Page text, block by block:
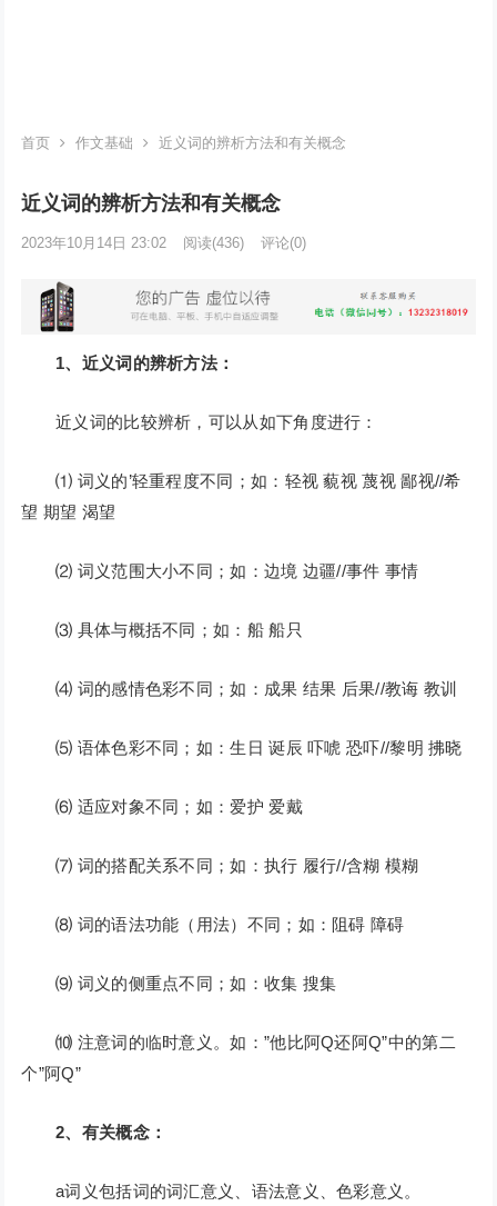
首页 作文基础 近义词的辨析方法和有关概念
近义词的辨析方法和有关概念
2023年10月14日 23:02 阅读(436) 评论(0)
1、近义词的辨析方法：
近义词的比较辨析，可以从如下角度进行：
⑴ 词义的’轻重程度不同；如：轻视 藐视 蔑视 鄙视//希
望 期望 渴望
⑵ 词义范围大小不同；如：边境 边疆//事件 事情
⑶ 具体与概括不同；如：船 船只
⑷ 词的感情色彩不同；如：成果 结果 后果//教诲 教训
⑸ 语体色彩不同；如：生日 诞辰 吓唬 恐吓//黎明 拂晓
⑹ 适应对象不同；如：爱护 爱戴
⑺ 词的搭配关系不同；如：执行 履行//含糊 模糊
⑻ 词的语法功能（用法）不同；如：阻碍 障碍
⑼ 词义的侧重点不同；如：收集 搜集
⑽ 注意词的临时意义。如：”他比阿Q还阿Q”中的第二
个”阿Q”
2、有关概念：
a词义包括词的词汇意义、语法意义、色彩意义。